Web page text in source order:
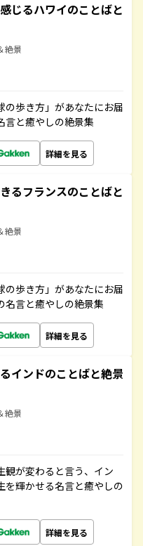
じるハワイのことばと
絶景
の歩き方」があなたにお届
言と癒やしの絶景集
詳細を見る
るフランスのことばと
絶景
の歩き方」があなたにお届
名言と癒やしの絶景集
詳細を見る
インドのことばと絶景
絶景
観が変わると言う、イン
を輝かせる名言と癒やしの
詳細を見る